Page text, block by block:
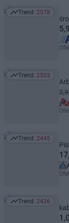
Trend: 2578
Trend: 2578
Trend: 2503
Trend: 2503
Trend: 2445
Trend: 2445
Trend: 2436
Trend: 2436